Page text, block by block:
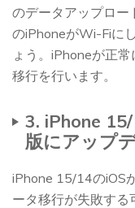
のデータアップロー
のiPhoneがWi-Fiに
ょう。iPhoneが正
移行を行います。
3. iPhone
版にアップ
iPhone 15/14のiOS
ータ移行が失敗する